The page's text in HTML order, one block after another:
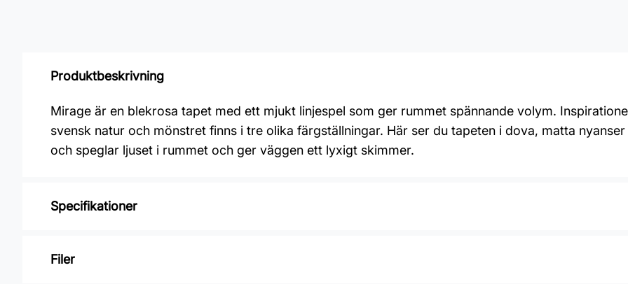
Produktbeskrivning
Mirage är en blekrosa tapet med ett mjukt linjespel som ger rummet spännande volym.
svensk natur och mönstret finns i tre olika färgställningar. Här ser du tapeten i dova, matta
och speglar ljuset i rummet och ger väggen ett lyxigt skimmer.
Specifikationer
Varumärke: Boråstapeter
Filer